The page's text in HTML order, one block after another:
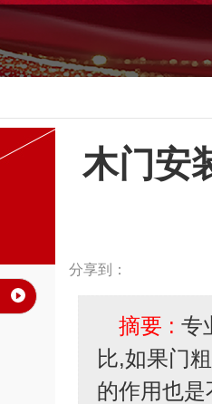
木门安
分享到：
摘要 : 专
比,如果门
的作用也